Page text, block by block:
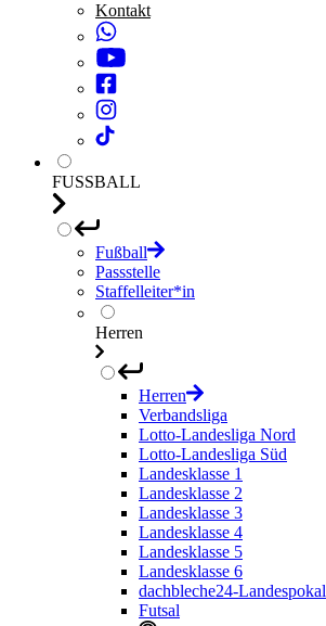
Kontakt
FUSSBALL
Fußball
Passstelle
Staffelleiter*in
Herren
Herren
Verbandsliga
Lotto-Landesliga Nord
Lotto-Landesliga Süd
Landesklasse 1
Landesklasse 2
Landesklasse 3
Landesklasse 4
Landesklasse 5
Landesklasse 6
dachbleche24-Landespokal
Futsal